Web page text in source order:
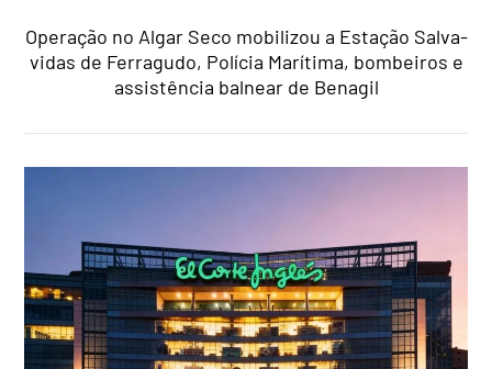
Operação no Algar Seco mobilizou a Estação Salva-
vidas de Ferragudo, Polícia Marítima, bombeiros e
assistência balnear de Benagil